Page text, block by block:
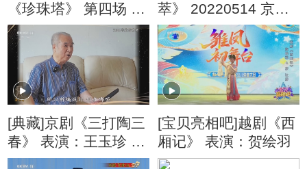
《珍珠塔》 第四场 跌
雪遇劫
萃》 20220514 京剧
《谢瑶环》 2/2
[典藏]京剧《三打陶三
春》 表演：王玉珍 叶
啓宏 等
[宝贝亮相吧]越剧《西
厢记》 表演：贺绘羽